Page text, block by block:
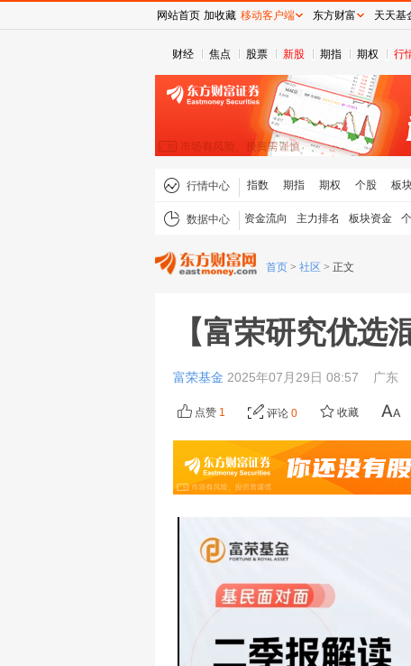
财经 焦点 股票 新股 期指 期权 行
行情中心 指数 期指 期权 个股 板
数据中心 资金流向 主力排名 板块资金
首页 > 社区 > 正文
【富荣研究优选
富荣基金 2025年07月29日 08:57 广东
点赞 1 评论 0 收藏
网站首页 加收藏 移动客户端 东方财富 天天基